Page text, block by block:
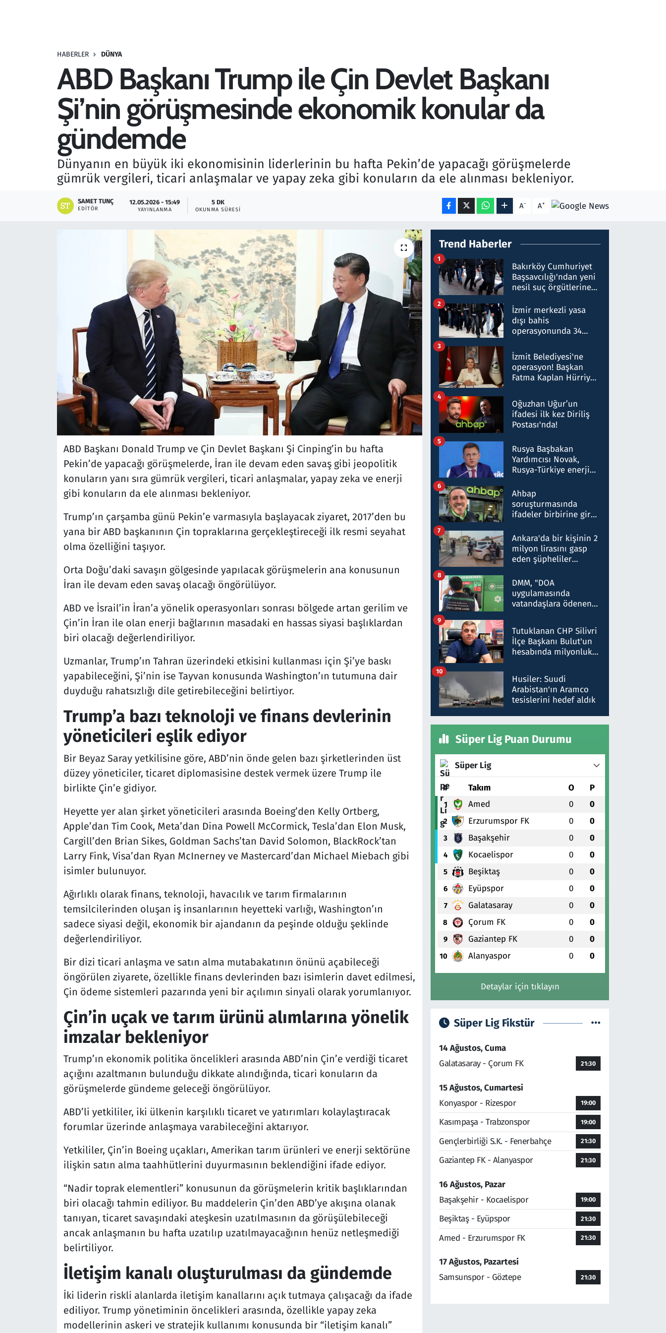
HABERLER DÜNYA
ABD Başkanı Trump ile Çin Devlet Başkanı
Şi’nin görüşmesinde ekonomik konular da
gündemde
Dünyanın en büyük iki ekonomisinin liderlerinin bu hafta Pekin’de yapacağı görüşmelerde
gümrük vergileri, ticari anlaşmalar ve yapay zeka gibi konuların da ele alınması bekleniyor.
SAMET TUNÇ
EDITÖR
12.05.2026 - 15:49
YAYINLANMA
5 DK
OKUNMA SÜRESI A- A+
ABD Başkanı Donald Trump ve Çin Devlet Başkanı Şi Cinping’in bu hafta
Pekin’de yapacağı görüşmelerde, İran ile devam eden savaş gibi jeopolitik
konuların yanı sıra gümrük vergileri, ticari anlaşmalar, yapay zeka ve enerji
gibi konuların da ele alınması bekleniyor.
Trump’ın çarşamba günü Pekin’e varmasıyla başlayacak ziyaret, 2017’den bu
yana bir ABD başkanının Çin topraklarına gerçekleştireceği ilk resmi seyahat
olma özelliğini taşıyor.
Orta Doğu’daki savaşın gölgesinde yapılacak görüşmelerin ana konusunun
İran ile devam eden savaş olacağı öngörülüyor.
ABD ve İsrail’in İran’a yönelik operasyonları sonrası bölgede artan gerilim ve
Çin’in İran ile olan enerji bağlarının masadaki en hassas siyasi başlıklardan
biri olacağı değerlendiriliyor.
Uzmanlar, Trump’ın Tahran üzerindeki etkisini kullanması için Şi’ye baskı
yapabileceğini, Şi’nin ise Tayvan konusunda Washington’ın tutumuna dair
duyduğu rahatsızlığı dile getirebileceğini belirtiyor.
Trump’a bazı teknoloji ve finans devlerinin
yöneticileri eşlik ediyor
Bir Beyaz Saray yetkilisine göre, ABD’nin önde gelen bazı şirketlerinden üst
düzey yöneticiler, ticaret diplomasisine destek vermek üzere Trump ile
birlikte Çin’e gidiyor.
Heyette yer alan şirket yöneticileri arasında Boeing’den Kelly Ortberg,
Apple’dan Tim Cook, Meta’dan Dina Powell McCormick, Tesla’dan Elon Musk,
Cargill’den Brian Sikes, Goldman Sachs’tan David Solomon, BlackRock’tan
Larry Fink, Visa’dan Ryan McInerney ve Mastercard’dan Michael Miebach gibi
isimler bulunuyor.
Ağırlıklı olarak finans, teknoloji, havacılık ve tarım firmalarının
temsilcilerinden oluşan iş insanlarının heyetteki varlığı, Washington’ın
sadece siyasi değil, ekonomik bir ajandanın da peşinde olduğu şeklinde
değerlendiriliyor.
Bir dizi ticari anlaşma ve satın alma mutabakatının önünü açabileceği
öngörülen ziyarete, özellikle finans devlerinden bazı isimlerin davet edilmesi,
Çin ödeme sistemleri pazarında yeni bir açılımın sinyali olarak yorumlanıyor.
Çin’in uçak ve tarım ürünü alımlarına yönelik
imzalar bekleniyor
Trump’ın ekonomik politika öncelikleri arasında ABD’nin Çin’e verdiği ticaret
açığını azaltmanın bulunduğu dikkate alındığında, ticari konuların da
görüşmelerde gündeme geleceği öngörülüyor.
ABD’li yetkililer, iki ülkenin karşılıklı ticaret ve yatırımları kolaylaştıracak
forumlar üzerinde anlaşmaya varabileceğini aktarıyor.
Yetkililer, Çin’in Boeing uçakları, Amerikan tarım ürünleri ve enerji sektörüne
ilişkin satın alma taahhütlerini duyurmasının beklendiğini ifade ediyor.
“Nadir toprak elementleri” konusunun da görüşmelerin kritik başlıklarından
biri olacağı tahmin ediliyor. Bu maddelerin Çin’den ABD’ye akışına olanak
tanıyan, ticaret savaşındaki ateşkesin uzatılmasının da görüşülebileceği
ancak anlaşmanın bu hafta uzatılıp uzatılmayacağının henüz netleşmediği
belirtiliyor.
İletişim kanalı oluşturulması da gündemde
İki liderin riskli alanlarda iletişim kanallarını açık tutmaya çalışacağı da ifade
ediliyor. Trump yönetiminin öncelikleri arasında, özellikle yapay zeka
modellerinin askeri ve stratejik kullanımı konusunda bir “iletişim kanalı”
Trend Haberler
Bakırköy Cumhuriyet
Başsavcılığı'ndan yeni
nesil suç örgütlerine
hakkında gözaltı kararı
1
İzmir merkezli yasa
dışı bahis
operasyonunda 34
Milyar liralık para
trafiği tespit edildi
2
İzmit Belediyesi'ne
operasyon! Başkan
Fatma Kaplan Hürriyet
3
Oğuzhan Uğur’un
ifadesi ilk kez Diriliş
Postası'nda!
4
Rusya Başbakan
Yardımcısı Novak,
Rusya-Türkiye enerji
nitelikte olduğunu
belirtti
5
Ahbap
soruşturmasında
ifadeler birbirine girdi:
ifadelerinden ortaya
çıkan tablo şok etti
6
Ankara'da bir kişinin 2
milyon lirasını gasp
eden şüpheliler
7
DMM, "DOA
uygulamasında
vatandaşlara ödenen
düşürüldüğü" iddiasını
yalanladı
8
Tutuklanan CHP Silivri
İlçe Başkanı Bulut'un
hesabında milyonluk
talimat verdi, ben
gönderdim
9
Husiler: Suudi
Arabistan'ın Aramco
tesislerini hedef aldık
10
Süper Lig Puan Durumu
Süper Lig
# Takım O P
1 Amed 0 0
2 Erzurumspor FK 0 0
3 Başakşehir 0 0
4 Kocaelispor 0 0
5 Beşiktaş 0 0
6 Eyüpspor 0 0
7 Galatasaray 0 0
8 Çorum FK 0 0
9 Gaziantep FK 0 0
10 Alanyaspor 0 0
Detaylar için tıklayın
Süper Lig Fikstür
14 Ağustos, Cuma
Galatasaray - Çorum FK
21:30
15 Ağustos, Cumartesi
Konyaspor - Rizespor
19:00
Kasımpaşa - Trabzonspor 19:00
Gençlerbirliği S.K. - Fenerbahçe 21:30
Gaziantep FK - Alanyaspor 21:30
16 Ağustos, Pazar
Başakşehir - Kocaelispor
19:00
Beşiktaş - Eyüpspor 21:30
Amed - Erzurumspor FK 21:30
17 Ağustos, Pazartesi
Samsunspor - Göztepe
21:30
Savunma Sanayi
Seçim 2023
Teknoloji ve Bilim
Televizyon